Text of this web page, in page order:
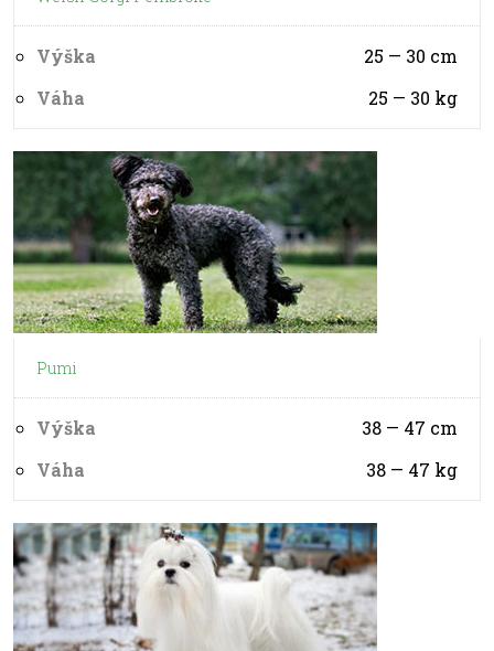
Výška 25 — 30 cm
Váha
25 — 30 kg
Pumi
Výška 38 — 47 cm
Váha
38 — 47 kg